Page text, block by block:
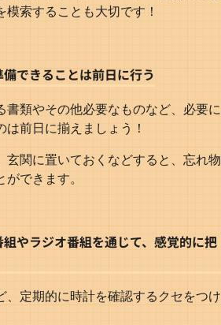
索することも大切です！
できることは前日に行う
書類やその他必要なものなど、必要に
前日に揃えましょう！
玄関に置いておくなどすると、忘れ物
できます。
やラジオ番組を通じて、感覚的に把
、定期的に時計を確認するクセをつけ